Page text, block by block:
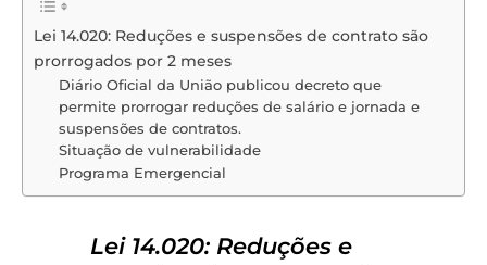
Lei 14.020: Reduções e suspensões de contrato são
prorrogados por 2 meses
Diário Oficial da União publicou decreto que
permite prorrogar reduções de salário e jornada e
suspensões de contratos.
Situação de vulnerabilidade
Programa Emergencial
Lei 14.020: Reduções e